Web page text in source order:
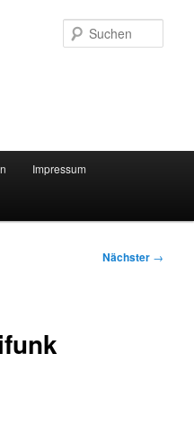
Impressum
Nächster →